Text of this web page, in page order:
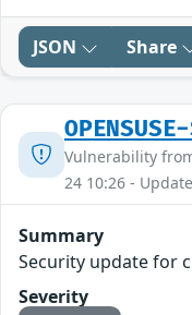
JSON Share
Vulnerability
24 10:26 -
Summary
Security update for
Severity